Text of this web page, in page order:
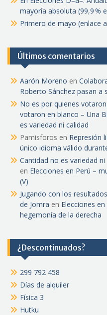
mayoría absoluta (99,9 %
Primero de mayo (enlace
Últimos comentarios
Aarón Moreno en
Roberto Sánchez pasan a
No es por quienes
votaron en blanco – Una
es variedad ni calidad
Pamisforos en Represión
único idioma válido
Cantidad no es variedad
en Elecciones en Perú –
(V)
Jugando con los
de Jomra en Elecciones
hegemonía de la derecha
¿Descontinuados?
299 792 458
Días de alquiler
Física 3
Hutku